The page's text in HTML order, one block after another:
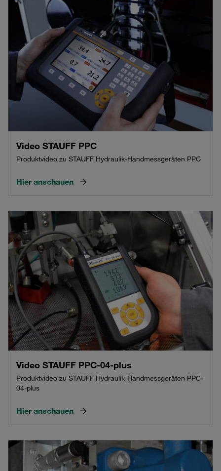
Video STAUFF PPC
Produktvideo zu STAUFF Hydraulik-Handmessgeräten PPC
Hier anschauen
Video STAUFF PPC-04-plus
Produktvideo zu STAUFF Hydraulik-Handmessgeräten PPC-
04-plus
Hier anschauen